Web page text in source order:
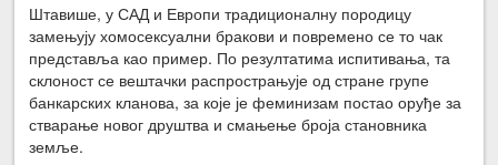
Штавише, у САД и Европи традиционалну породицу
замењују хомосексуални бракови и повремено се то чак
представља као пример. По резултатима испитивања, та
склоност се вештачки распрострањује од стране групе
банкарских кланова, за које је феминизам постао оруђе за
стварање новог друштва и смањење броја становника
земље.